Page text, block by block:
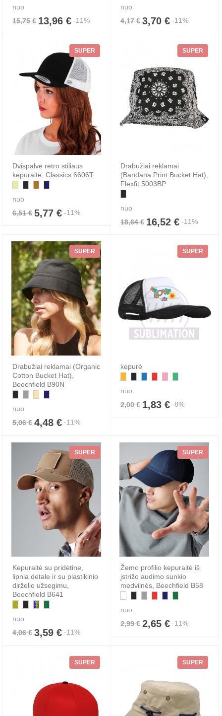
nuo
15,75 € 13,96 € -11%
nuo
4,17 € 3,70 € -11%
SUPER
Dvispalvė retro stiliaus
kepuraitė, Classics 6606T
nuo
6,51 € 5,77 € -11%
SUPER
Drabužiai reklamai
(Bandana Print Bucket Hat),
Flexfit 5003BP
nuo
18,64 € 16,52 € -11%
SUPER
Drabužiai reklamai (Organic
Cotton Bucket Hat),
Beechfield B90N
nuo
5,06 € 4,48 € -11%
SUPER
kepurė
nuo
2,00 € 1,83 € -8%
SUPER
Kepuraitė su pridėtine,
lipnia detale ir su plastikinio
dirželio užsegimu,
Beechfield B641
nuo
4,06 € 3,59 € -11%
SUPER
Žemo profilio kepuraitė iš
įstrižo audimo sunkio
medvilnės, Beechfield B58
nuo
2,99 € 2,65 € -11%
SUPER SUPER